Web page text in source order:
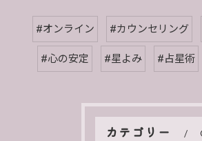
#オンライン #カウンセリング
#心の安定 #星よみ #占星術
カテゴリー